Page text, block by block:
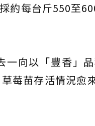
約每台斤550至
向以「豐香」
莓苗存活情況愈